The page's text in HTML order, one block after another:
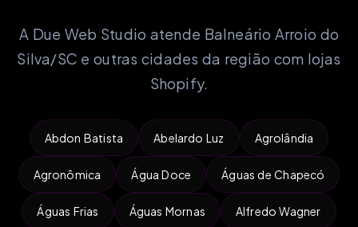
A Due Web Studio atende Balneário Arroio do
Silva/SC e outras cidades da região com lojas
Shopify.
Abdon Batista Abelardo Luz Agrolândia
Agronômica Água Doce Águas de Chapecó
Águas Frias Águas Mornas Alfredo Wagner